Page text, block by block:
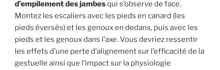
d’empilement des jambesqui s’observe de face.
Montez les escaliers avec les pieds en canard (les
pieds éversés) et les genoux en dedans, puis avec les
pieds et les genoux dans l’axe. Vous devriez ressentir
les effets d’une perte d’alignement sur l’efficacité de la
gestuelle ainsi que l’impact sur la physiologie